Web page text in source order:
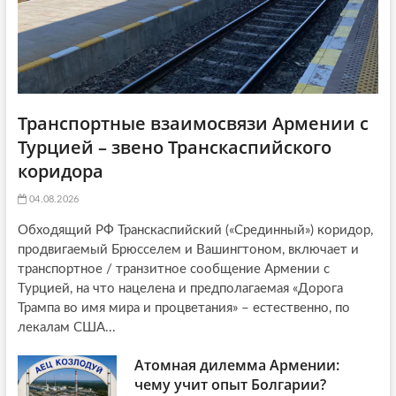
Транспортные взаимосвязи Армении с
Турцией – звено Транскаспийского
коридора
04.08.2026
Обходящий РФ Транскаспийский («Срединный») коридор,
продвигаемый Брюсселем и Вашингтоном, включает и
транспортное / транзитное сообщение Армении с
Турцией, на что нацелена и предполагаемая «Дорога
Трампа во имя мира и процветания» – естественно, по
лекалам США...
Атомная дилемма Армении:
чему учит опыт Болгарии?